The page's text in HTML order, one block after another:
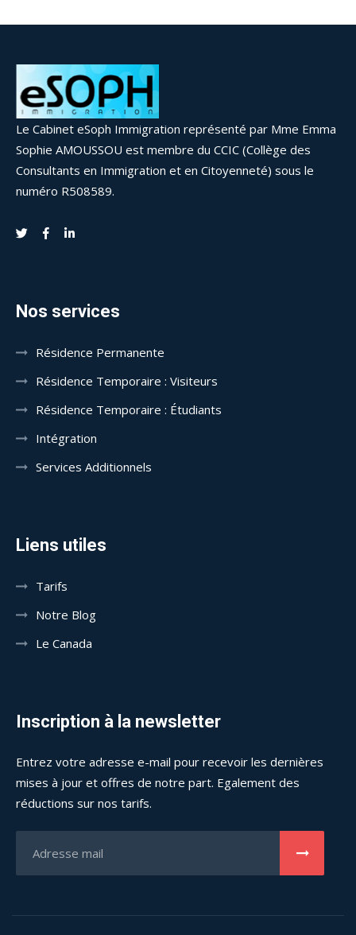
Le Cabinet eSoph Immigration représenté par Mme Emma
Sophie AMOUSSOU est membre du CCIC (Collège des
Consultants en Immigration et en Citoyenneté) sous le
numéro R508589.
Nos services
Résidence Permanente
Résidence Temporaire : Visiteurs
Résidence Temporaire : Étudiants
Intégration
Services Additionnels
Liens utiles
Tarifs
Notre Blog
Le Canada
Inscription à la newsletter
Entrez votre adresse e-mail pour recevoir les dernières
mises à jour et offres de notre part. Egalement des
réductions sur nos tarifs.